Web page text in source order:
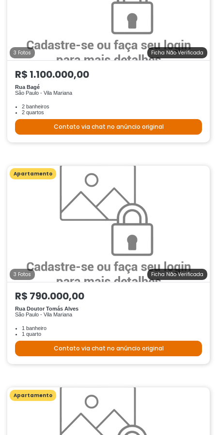
3 Fotos Ficha Não Verificada
R$ 1.100.000,00
Rua Bagé
São Paulo - Vila Mariana
2 banheiros
2 quartos
Contato via chat no anúncio original
Apartamento
3 Fotos Ficha Não Verificada
R$ 790.000,00
Rua Doutor Tomás Alves
São Paulo - Vila Mariana
1 banheiro
1 quarto
Contato via chat no anúncio original
Apartamento